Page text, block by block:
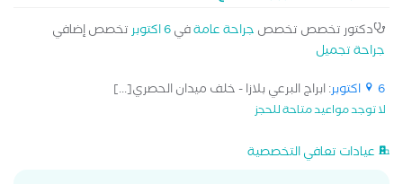
دكتور تخصص تخصص جراحة عامةفي6 اكتوبر
تخصص إضافي
جراحة تجميل
6 اكتوبر
: ابراج البرعي بلازا - خلف ميدان الحصري[...]
لا توجد مواعيد متاحة للحجز
عيادات تعافي التخصصية